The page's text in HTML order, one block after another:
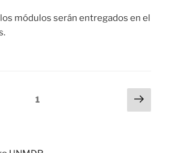
módulos serán entregados en el
Página1